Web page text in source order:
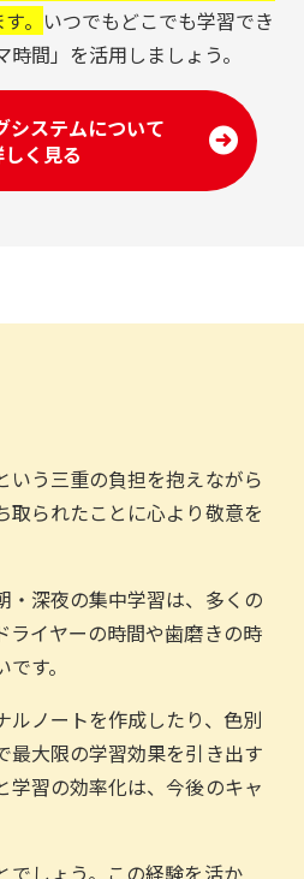
。 いつでもどこでも学習でき
間」を活用しましょう。
システムについて
く見る
いう三重の負担を抱えながら
取られたことに心より敬意を
・深夜の集中学習は、多くの
ライヤーの時間や歯磨きの時
す。
ルノートを作成したり、色別
最大限の学習効果を引き出す
学習の効率化は、今後のキャ
でしょう。この経験を活か